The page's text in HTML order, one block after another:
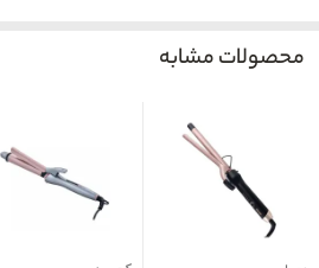
محصولات مشابه